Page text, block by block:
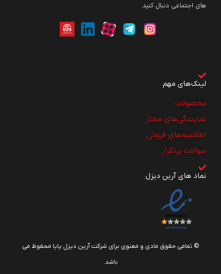
های اجتماعی دنبال کنید.
لینک‌های مهم
محصولات
نمایندگی‌های مجاز
اطلاعیه‌های فروش
سوالات پرتکرار
نماد های آرین دیزل
© تمامی حقوق مادی و معنوی برای شرکت آرین دیزل پایا محفوظ می
باشد.